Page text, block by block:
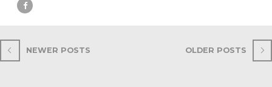
NEWER POSTS OLDER POSTS